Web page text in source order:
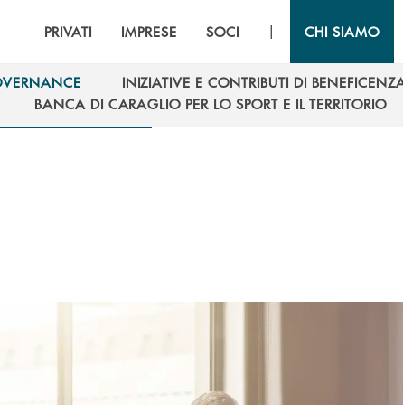
PRIVATI IMPRESE SOCI | CHI SIAMO
INIZIATIVE E CONTRIBUTI DI
INIZIATIVE E CONTRIBUTI DI BENEFICENZA
BANCA DI CARAGLIO PER LO SPORT E IL TERRITORIO
BANCA DI CARAGLIO PER LO SPORT E IL TERRITORIO